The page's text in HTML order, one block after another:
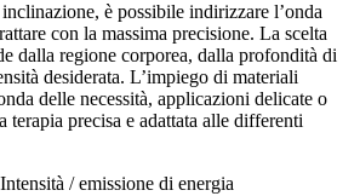
è possibile indirizzare l’onda
con la massima precisione. La scelta
dalla regione corporea, dalla profondità di
desiderata. L’impiego di materiali
delle necessità, applicazioni delicate o
terapia precisa e adattata alle differenti